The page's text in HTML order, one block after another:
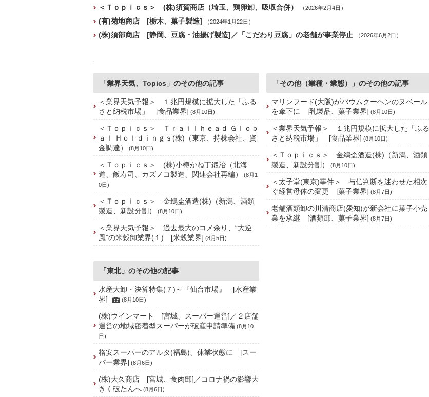
＜Ｔｏｐｉｃｓ＞ (株)須賀商店（埼玉、鶏卵卸、吸収合併） （2026年2月4日）
(有)菊地商店 [栃木、菓子製造] （2024年1月22日）
(株)須部商店 [静岡、豆腐・油揚げ製造]／「こだわり豆腐」の老舗が事業停止 （2026年6月2日）
「業界天気、Topics」のその他の記事
＜業界天気予報＞ １兆円規模に拡大した「ふる
さと納税市場」 [食品業界] (8月10日)
＜Ｔｏｐｉｃｓ＞ Ｔｒａｉｌｈｅａｄ Ｇｌｏｂ
ａｌ Ｈｏｌｄｉｎｇｓ(株)（東京、持株会社、資
金調達）
(8月10日)
＜Ｔｏｐｉｃｓ＞ (株)小樽かね丁鍛冶（北海
道、飯寿司、カズノコ製造、関連会社再編）
(8月1
0日)
＜Ｔｏｐｉｃｓ＞ 金鵄盃酒造(株)（新潟、酒類
製造、新設分割）
(8月10日)
＜業界天気予報＞ 過去最大のコメ余り、“大逆
風”の米穀卸業界(１) [米穀業界] (8月5日)
「その他（業種・業態）」のその他の記事
マリンフード(大阪)がバウムクーヘンのヌベール
を傘下に [乳製品、菓子業界] (8月10日)
＜業界天気予報＞ １兆円規模に拡大した「ふる
さと納税市場」 [食品業界] (8月10日)
＜Ｔｏｐｉｃｓ＞ 金鵄盃酒造(株)（新潟、酒類
製造、新設分割）
(8月10日)
＜太子堂(東京)事件＞ 与信判断を迷わせた相次
ぐ経営母体の変更 [菓子業界] (8月7日)
老舗酒類卸の川清商店(愛知)が新会社に菓子小売
業を承継 [酒類卸、菓子業界] (8月7日)
「東北」のその他の記事
水産大卸・決算特集(７)～『仙台市場』 [水産業
界]
(8月10日)
(株)ウインマート [宮城、スーパー運営]／２店舗
運営の地域密着型スーパーが破産申請準備 (8月10
日)
格安スーパーのアルタ(福島)、休業状態に [スー
パー業界] (8月6日)
(株)大久商店 [宮城、食肉卸]／コロナ禍の影響大
きく破たんへ (8月6日)